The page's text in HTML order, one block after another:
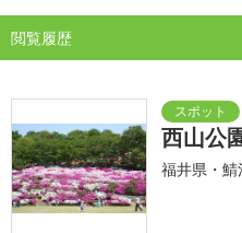
閲覧履歴
西山公
福井県・鯖